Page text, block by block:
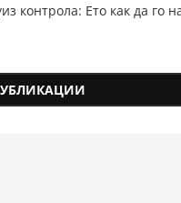
контрола: Ето как да го